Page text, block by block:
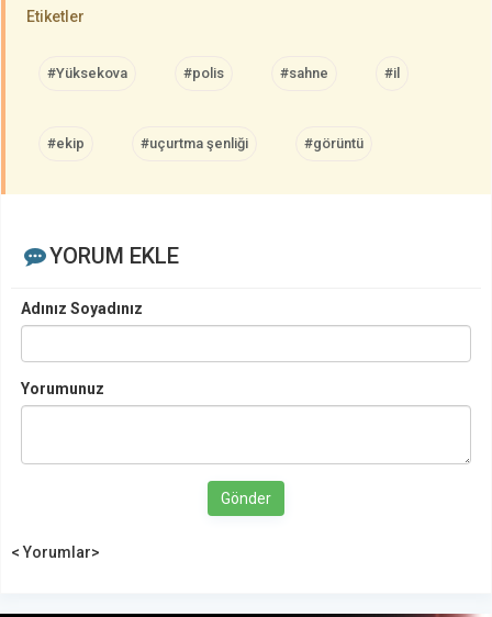
Etiketler
#Yüksekova #polis #sahne #il
#ekip #uçurtma şenliği #görüntü
YORUM EKLE
Adınız Soyadınız
Yorumunuz
Gönder
< Yorumlar>